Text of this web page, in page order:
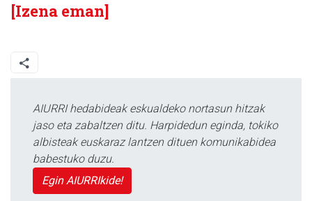
[Izena eman]
AIURRI hedabideak eskualdeko nortasun hitzak
jaso eta zabaltzen ditu. Harpidedun eginda, tokiko
albisteak euskaraz lantzen dituen komunikabidea
babestuko duzu.
Egin AIURRIkide!